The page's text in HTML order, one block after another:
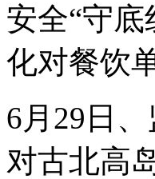
安全“守
化对餐饮
6月29日
对古北高